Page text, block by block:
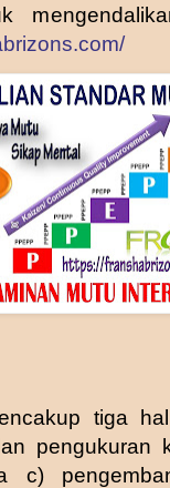
tiga
pengukuran
c)